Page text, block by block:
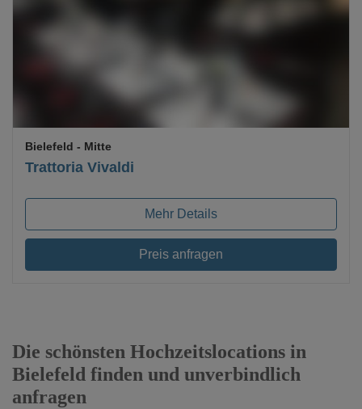
Trattoria Vivaldi
Bielefeld - Mitte
Mehr Details
Preis anfragen
Die schönsten Hochzeitslocations in
Bielefeld finden und unverbindlich
anfragen